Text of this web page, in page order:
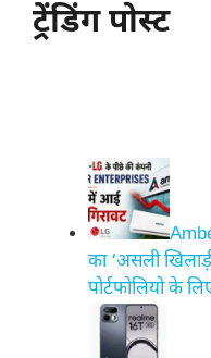
ट्रेंडिंग पोस्ट
का ‘असली
पोर्टफोलियो के